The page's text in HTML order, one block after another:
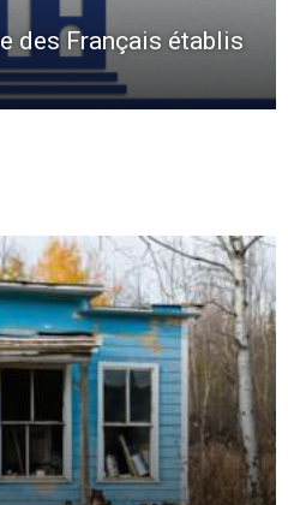
des Français établis